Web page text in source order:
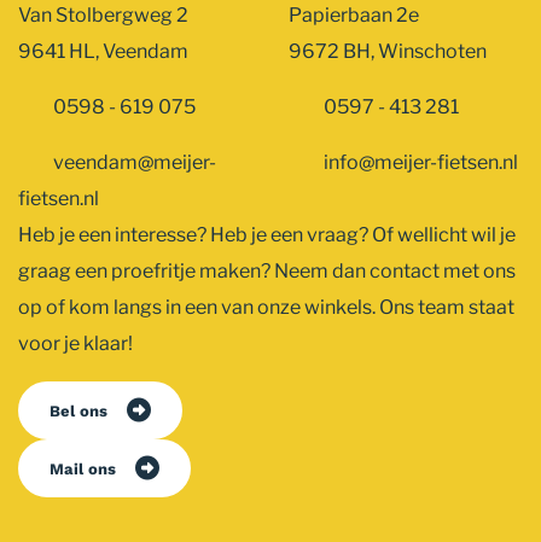
Van Stolbergweg 2
9641 HL, Veendam
0598 - 619 075
veendam@meijer-
fietsen.nl
Papierbaan 2e
9672 BH, Winschoten
0597 - 413 281
info@meijer-fietsen.nl
Heb je een interesse? Heb je een vraag? Of wellicht wil je
graag een proefritje maken? Neem dan contact met ons
op of kom langs in een van onze winkels. Ons team staat
voor je klaar!
Bel ons
Mail ons